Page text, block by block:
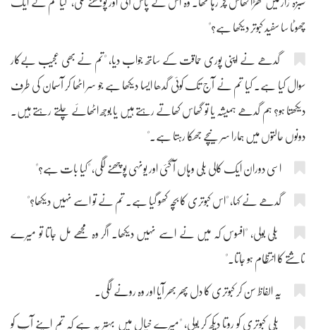
سبزہ زار میں کھڑا گھاس چر رہا تھا۔ وہ اس کے پاس آئی اور پوچھنے لگی، "کیا تم نے ایک
چھوٹا سا سفید کبوتر دیکھا ہے؟"
گدھے نے اپنی پوری حماقت کے ساتھ جواب دیا، "تم نے بھی عجیب بےکار
سوال کیا ہے۔ کیا تم نے آج تک کوئی گدھا ایسا دیکھا ہے جو سر اٹھا کر آسمان کی طرف
دیکھتا ہو؟ ہم گدھے ہمیشہ یا تو گھاس کھاتے رہتے ہیں یا بوجھ اٹھائے چلتے رہتے ہیں۔
دونوں حالتوں میں ہمارا سر نیچے جھکا رہتا ہے۔"
اسی دوران ایک کالی بلّی وہاں آ گئی اور یونہی پوچھنے لگی، "کیا بات ہے؟"
گدھے نے کہا، "اس کبوتری کا بچّہ کھو گیا ہے۔ تم نے تو اسے نہیں دیکھا؟"
بلّی بولی، "افسوس کہ میں نے اسے نہیں دیکھا۔ اگر وہ مجھے مل جاتا تو میرے
ناشتے کا انتظام ہو جاتا۔"
یہ الفاظ سن کر کبوتری کا دل پھر بھر آیا اور وہ رونے لگی۔
بلّی کبوتری کو روتا دیکھ کر بولی، "میرے خیال میں بہتر یہ ہے کہ تم اپنے آپ کو